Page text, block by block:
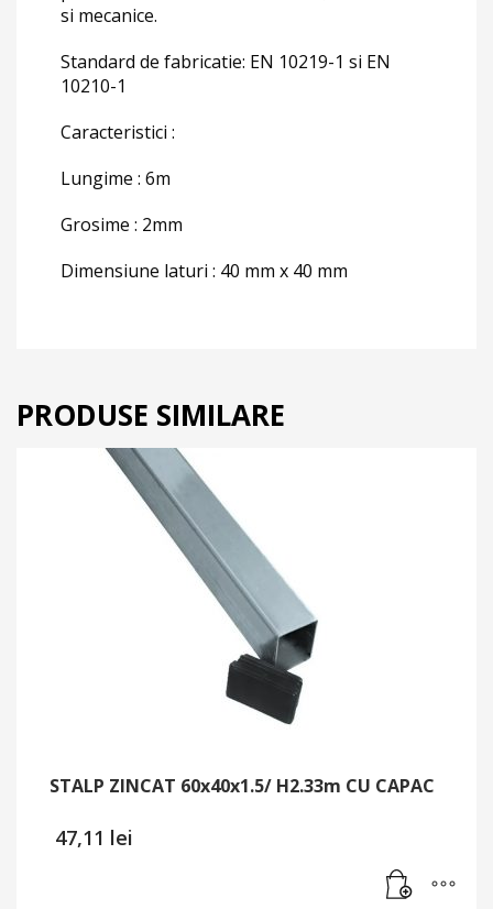
si mecanice.
Standard de fabricatie: EN 10219-1 si EN
10210-1
Caracteristici :
Lungime : 6m
Grosime : 2mm
Dimensiune laturi : 40 mm x 40 mm
PRODUSE SIMILARE
STALP ZINCAT 60x40x1.5/ H2.33m CU CAPAC
47,11 lei